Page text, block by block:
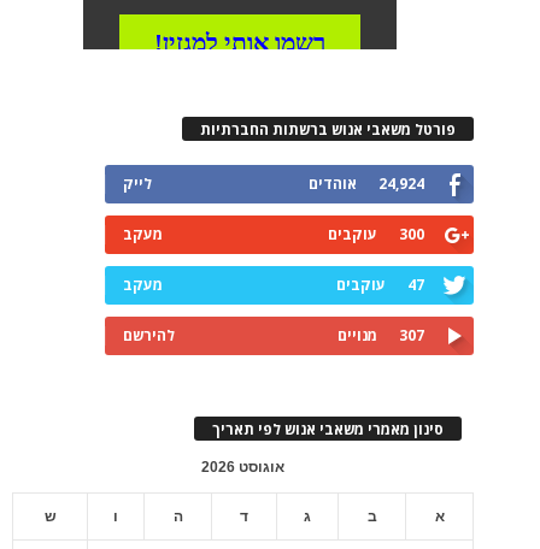
פורטל משאבי אנוש ברשתות החברתיות
24,924 אוהדים לייק
300 עוקבים מעקב
47 עוקבים מעקב
307 מנויים להירשם
סינון מאמרי משאבי אנוש לפי תאריך
אוגוסט 2026
א ב ג ד ה ו ש